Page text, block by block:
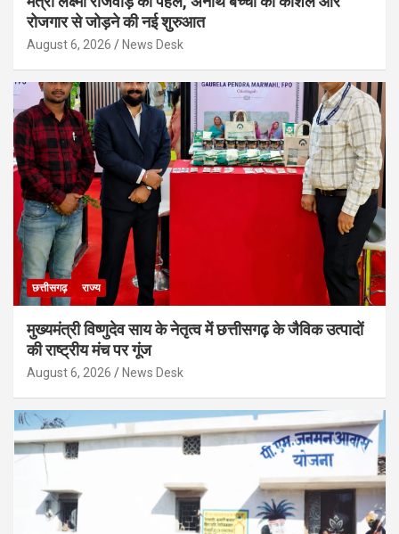
रोजगार से जोड़ने की नई शुरुआत
August 6, 2026 News Desk
छत्तीसगढ़ राज्य
मुख्यमंत्री विष्णुदेव साय के नेतृत्व में छत्तीसगढ़ के जैविक उत्पादों
की राष्ट्रीय मंच पर गूंज
August 6, 2026 News Desk